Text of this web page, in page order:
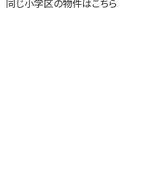
同じ小学区の物件はこちら